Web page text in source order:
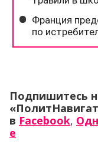
Подпишитесь
в Facebook,
е